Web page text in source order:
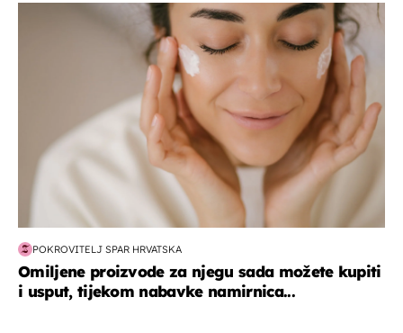
moda & ljepota
POKROVITELJ SPAR HRVATSKA
Omiljene proizvode za njegu sada možete kupiti
i usput, tijekom nabavke namirnica...